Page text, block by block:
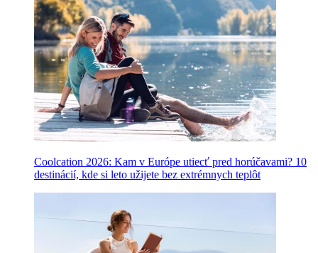
Coolcation 2026: Kam v Európe utiecť pred horúčavami? 10
destinácií, kde si leto užijete bez extrémnych teplôt